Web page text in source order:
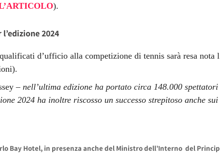
).
2024
d’ufficio alla competizione di tennis sarà resa nota
– nell’ultima edizione ha portato circa 148.000
2024 ha inoltre riscosso un successo strepitoso anche
Bay Hotel, in presenza anche del Ministro dell’Interno del